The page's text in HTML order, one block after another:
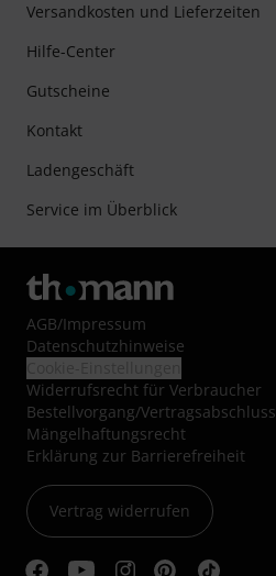
Versandkosten und Lieferzeiten
Hilfe-Center
Gutscheine
Kontakt
Ladengeschäft
Service im Überblick
AGB/Impressum
Datenschutzhinweise
Widerrufsrecht für Verbraucher
Bestellvorgang/Vertragsabschluss
Mängelhaftungsrecht
Erklärung zur Barrierefreiheit
Vertrag widerrufen